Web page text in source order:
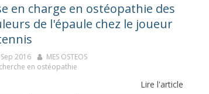
en charge en ostéopathie des
de l'épaule chez le joueur
2016
MES OSTEOS
en ostéopathie
Lire l'article